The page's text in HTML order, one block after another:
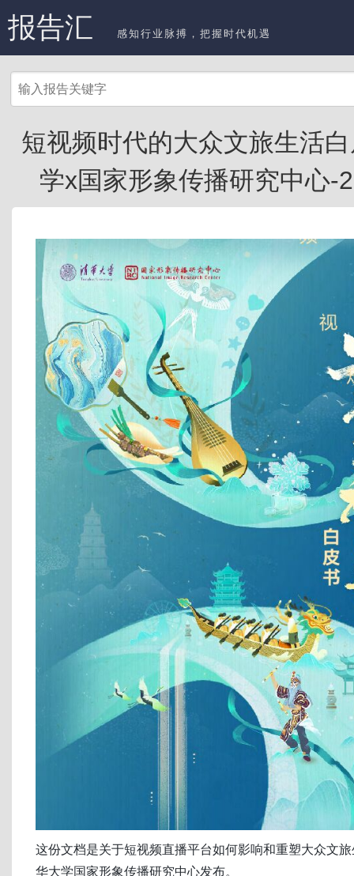
报告汇 感知行业脉搏，把握时代机遇
短视频时代的大众文旅生活
学x国家形象传播研究中心-
这份文档是关于短视频直播平台如何影响和重塑大众文
华大学国家形象传播研究中心发布。